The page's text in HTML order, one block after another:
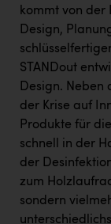
kommt von der
Design,
STANDout
Design. Neben
der Krise auf
Produkte für
schnell in der
der
zum
sondern